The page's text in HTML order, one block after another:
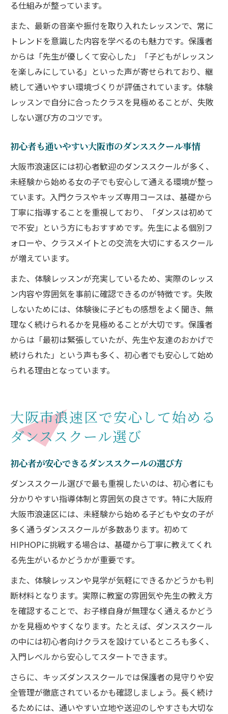
る仕組みが整っています。
また、最新の音楽や振付を取り入れたレッスンで、常に
トレンドを意識した内容を学べるのも魅力です。保護者
からは「先生が優しくて安心した」「子どもがレッスン
を楽しみにしている」といった声が寄せられており、継
続して通いやすい環境づくりが評価されています。体験
レッスンで自分に合ったクラスを見極めることが、失敗
しない選び方のコツです。
初心者も通いやすい大阪市のダンススクール事情
大阪市浪速区には初心者歓迎のダンススクールが多く、
未経験から始める女の子でも安心して通える環境が整っ
ています。入門クラスやキッズ専用コースは、基礎から
丁寧に指導することを重視しており、「ダンスは初めて
で不安」という方にもおすすめです。先生による個別フ
ォローや、クラスメイトとの交流を大切にするスクール
が増えています。
また、体験レッスンが充実しているため、実際のレッス
ン内容や雰囲気を事前に確認できるのが特徴です。失敗
しないためには、体験後に子どもの感想をよく聞き、無
理なく続けられるかを見極めることが大切です。保護者
からは「最初は緊張していたが、先生や友達のおかげで
続けられた」という声も多く、初心者でも安心して始め
られる理由となっています。
大阪市浪速区で安心して始める
ダンススクール選び
初心者が安心できるダンススクールの選び方
ダンススクール選びで最も重視したいのは、初心者にも
分かりやすい指導体制と雰囲気の良さです。特に大阪府
大阪市浪速区には、未経験から始める子どもや女の子が
多く通うダンススクールが多数あります。初めて
HIPHOPに挑戦する場合は、基礎から丁寧に教えてくれ
る先生がいるかどうかが重要です。
また、体験レッスンや見学が気軽にできるかどうかも判
断材料となります。実際に教室の雰囲気や先生の教え方
を確認することで、お子様自身が無理なく通えるかどう
かを見極めやすくなります。たとえば、ダンススクール
の中には初心者向けクラスを設けているところも多く、
入門レベルから安心してスタートできます。
さらに、キッズダンススクールでは保護者の見守りや安
全管理が徹底されているかも確認しましょう。長く続け
るためには、通いやすい立地や送迎のしやすさも大切な